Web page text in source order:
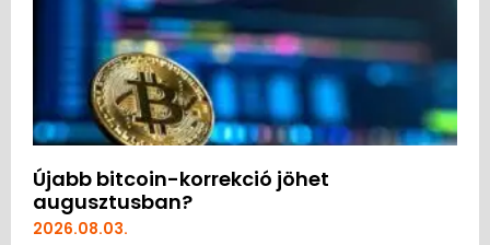
Újabb bitcoin-korrekció jöhet
augusztusban?
2026.08.03.